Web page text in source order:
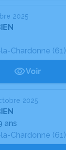
2025
Chardonne (61)
Voir
2025
ans
Chardonne (61)